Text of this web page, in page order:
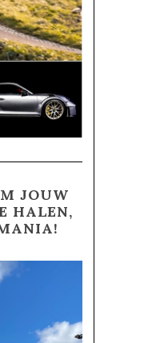
JOUW
HALEN,